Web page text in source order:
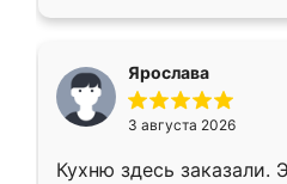
Ярослава
3 августа 2026
Кухню здесь заказали.